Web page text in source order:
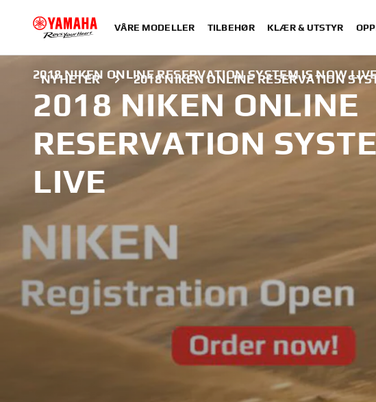
VÅRE MODELLER TILBEHØR KLÆR & UTSTYR
NYHETER 2018 NIKEN ONLINE RESERVATION
2018 NIKEN ONLINE RESERVATION SYSTEM IS NOW
2018 NIKEN ONLINE
RESERVATION
LIVE